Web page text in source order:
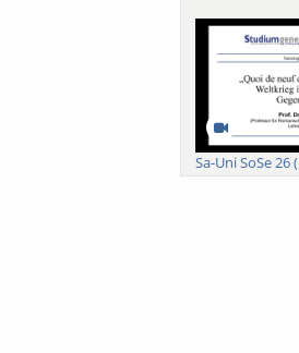
Sa-Uni SoSe 26